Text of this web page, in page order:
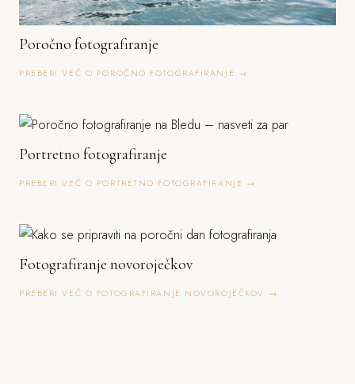
Poročno fotografiranje
PREBERI VEČ O POROČNO FOTOGRAFIRANJE →
Portretno fotografiranje
PREBERI VEČ O PORTRETNO FOTOGRAFIRANJE →
Fotografiranje novoroječkov
PREBERI VEČ O FOTOGRAFIRANJE NOVOROJEČKOV →